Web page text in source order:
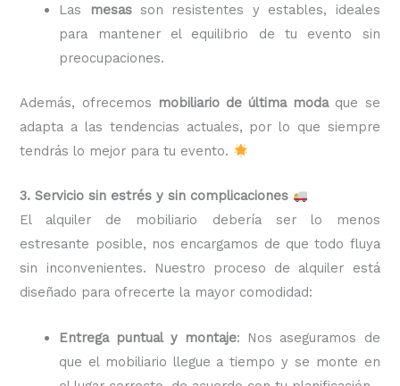
Las mesasson resistentes y estables, ideales
para mantener el equilibrio de tu evento sin
preocupaciones.
Además, ofrecemos mobiliario de última modaque se
adapta a las tendencias actuales, por lo que siempre
tendrás lo mejor para tu evento.
3. Servicio sin estrés y sin complicaciones
El alquiler de mobiliario debería ser lo menos
estresante posible, nos encargamos de que todo fluya
sin inconvenientes. Nuestro proceso de alquiler está
diseñado para ofrecerte la mayor comodidad:
Entrega puntual y montaje: Nos aseguramos de
que el mobiliario llegue a tiempo y se monte en